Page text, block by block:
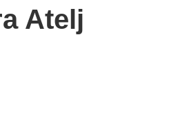
Atelj